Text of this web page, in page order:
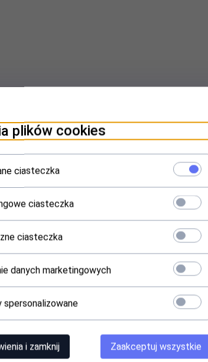
LogiLink
Kabel synchronizacji i ładowania, USB do Micro
Czarny
USB
plików cookies
ciasteczka
ciasteczka
ciasteczka
danych marketingowych
spersonalizowane
i zamknij Zaakceptuj wszystkie